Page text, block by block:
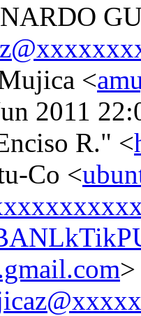
<
2011
R." <
Co <
>